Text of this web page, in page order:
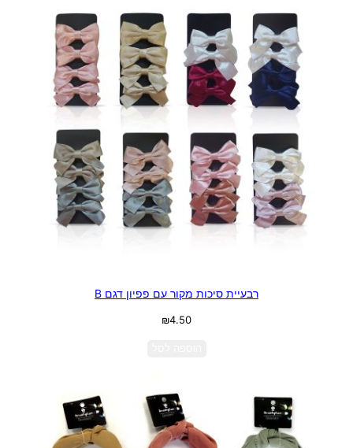
רבעיית סיכות מקור עם פפיון דגם B
₪4.50